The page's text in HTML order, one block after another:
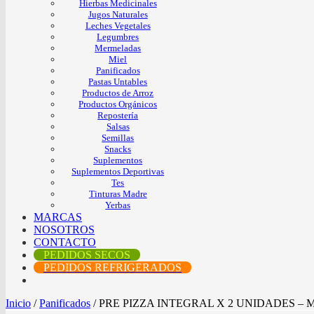
Hierbas Medicinales
Jugos Naturales
Leches Vegetales
Legumbres
Mermeladas
Miel
Panificados
Pastas Untables
Productos de Arroz
Productos Orgánicos
Repostería
Salsas
Semillas
Snacks
Suplementos
Suplementos Deportivas
Tes
Tinturas Madre
Yerbas
MARCAS
NOSOTROS
CONTACTO
PEDIDOS SECOS
PEDIDOS REFRIGERADOS
Inicio / Panificados /PRE PIZZA INTEGRAL X 2 UNIDADES –